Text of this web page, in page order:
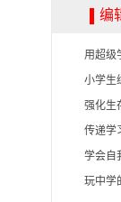
编
用超级
小学生
强化生
传递学
学会自
玩中学